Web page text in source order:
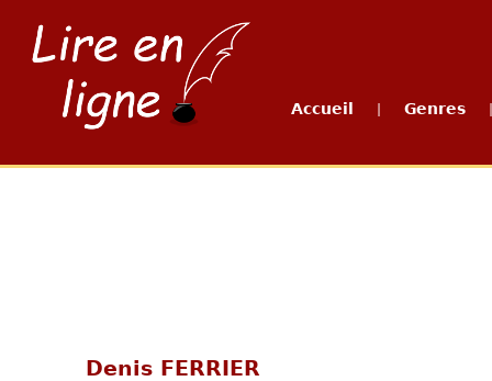
Accueil Genres
Denis FERRIER